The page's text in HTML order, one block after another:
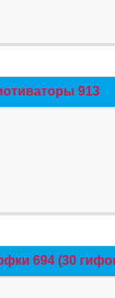
913
694 (30